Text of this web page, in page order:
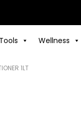
Tools Wellness
1LT